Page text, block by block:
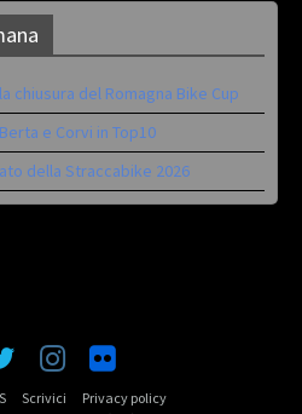
chiusura del Romagna Bike Cup
e Corvi in Top10
della Straccabike 2026
Scrivici Privacy policy